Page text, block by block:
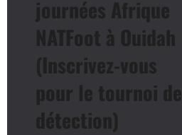
journées Afrique
NATFoot à Ouidah
(Inscrivez-vous
pour le tournoi de
détection)